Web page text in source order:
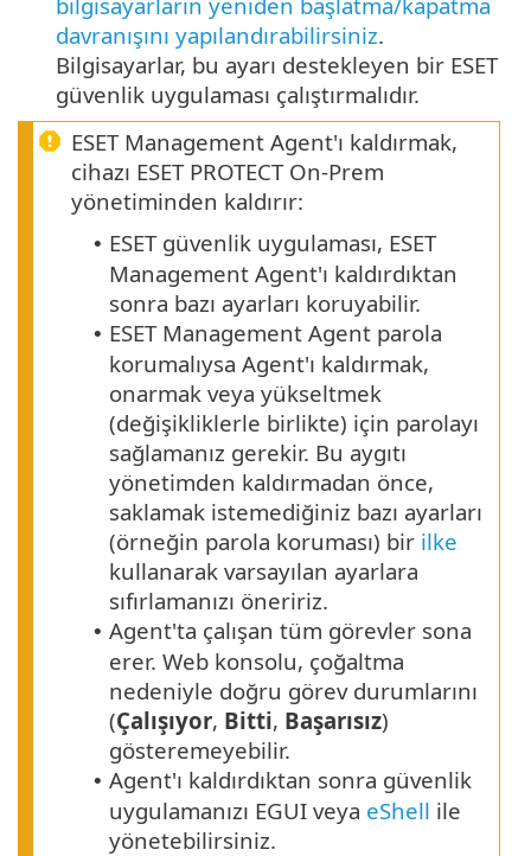
davranışını yapılandırabilirsiniz.
Bilgisayarlar, bu ayarı destekleyen bir ESET
güvenlik uygulaması çalıştırmalıdır.
ESET Management Agent'ı kaldırmak,
cihazı ESET PROTECT On-Prem
yönetiminden kaldırır:
• ESET güvenlik uygulaması, ESET
Management Agent'ı kaldırdıktan
sonra bazı ayarları koruyabilir.
• ESET Management Agent parola
korumalıysa Agent'ı kaldırmak,
onarmak veya yükseltmek
(değişikliklerle birlikte) için parolayı
sağlamanız gerekir. Bu aygıtı
yönetimden kaldırmadan önce,
saklamak istemediğiniz bazı ayarları
(örneğin parola koruması) bir ilke
kullanarak varsayılan ayarlara
sıfırlamanızı öneririz.
• Agent'ta çalışan tüm görevler sona
erer. Web konsolu, çoğaltma
nedeniyle doğru görev durumlarını
(Çalışıyor, Bitti, Başarısız)
gösteremeyebilir.
• Agent'ı kaldırdıktan sonra güvenlik
uygulamanızı EGUI veya eShell ile
yönetebilirsiniz.